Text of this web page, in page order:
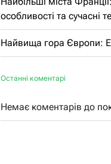
особливості та сучасні
Найвища гора Європи:
Останні коментарі
Немає коментарів до